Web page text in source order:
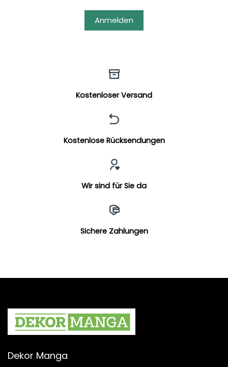
Anmelden
Kostenloser Versand
Kostenlose Rücksendungen
Wir sind für Sie da
Sichere Zahlungen
Dekor Manga